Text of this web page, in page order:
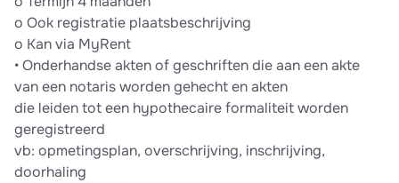
o Ook registratie plaatsbeschrijving
o Kan via MyRent
• Onderhandse akten of geschriften die aan een akte
van een notaris worden gehecht en akten
die leiden tot een hypothecaire formaliteit worden
geregistreerd
vb: opmetingsplan, overschrijving, inschrijving,
doorhaling